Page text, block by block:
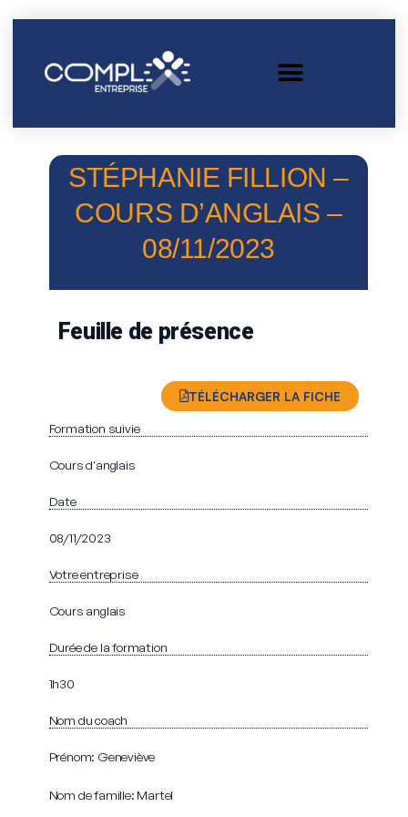
STÉPHANIE FILLION –
COURS D’ANGLAIS –
08/11/2023
Feuille de présence
TÉLÉCHARGER LA FICHE
Formation suivie
Cours d'anglais
Date
08/11/2023
Votre entreprise
Cours anglais
Durée de la formation
1h30
Nom du coach
Prénom: Geneviève
Nom de famille: Martel